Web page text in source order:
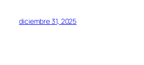
diciembre 31, 2025